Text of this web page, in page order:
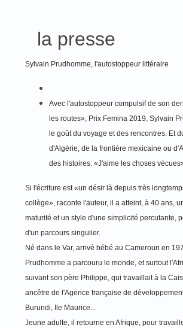
la presse
Sylvain Prudhomme, l'autostoppeur littéraire
Avec l'autostoppeur compulsif de son
les routes», Prix Femina 2019, Sylvain
le goût du voyage et des rencontres. Et
d'Algérie, de la frontière mexicaine ou
des histoires: «J'aime les choses
Si l'écriture est «un désir là depuis très
collège», raconte l'auteur, il a atteint, à 40 ans,
maturité et un style d'une simplicité percutante,
d'un parcours singulier.
Né dans le Var, arrivé bébé au Cameroun en
Prudhomme a parcouru le monde, et surtout
suivant son père Philippe, qui travaillait à la
ancêtre de l'Agence française de
Burundi, Ile Maurice...
Jeune adulte, il retourne en Afrique, pour